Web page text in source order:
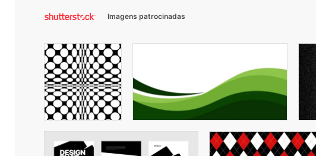
Imagens patrocinadas